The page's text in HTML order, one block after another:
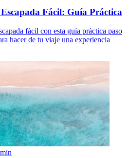
Fácil: Guía Práctica
fácil con esta guía práctica paso
hacer de tu viaje una experiencia
min